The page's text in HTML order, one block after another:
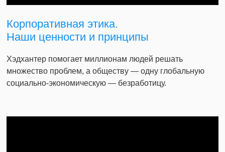
Корпоративная этика.
Наши ценности и принципы
Хэдхантер помогает миллионам людей решать
множество проблем, а обществу — одну глобальную
социально-экономическую — безработицу.